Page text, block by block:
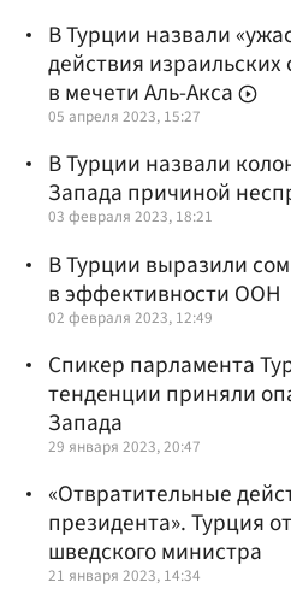
В Турции назвали
действия израильских
в мечети Аль-Акса
05 апреля 2023, 15:27
В Турции назвали
Запада причиной
03 февраля 2023, 18:21
В Турции выразили
в эффективности ООН
02 февраля 2023, 12:49
Спикер парламента
тенденции приняли
Запада
29 января 2023, 20:47
«Отвратительные
президента». Турция
шведского министра
21 января 2023, 14:34